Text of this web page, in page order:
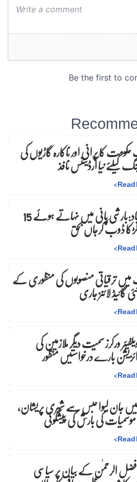
کا پرانی اور ناکارہ گاڑیوں کی
کیلئے نیا آرڈیننس نافذ
>
یوحناآباد:بارشی پانی میں نہاتے ہوئے 15 ڈوب کرجاں بحق
>
میں ترقیاتی منصوبوں کی منظوری کے
گائیڈ لائنز جاری
>
ورکرز سمیت دیگر ملازمین کی
بارے درخواستیں منظور
>
جان لیوا حبس سے شہری پریشان،
کی بارش کی پیشگوئی
>
فضل الرحمٰن کے بیان پر سیاسی